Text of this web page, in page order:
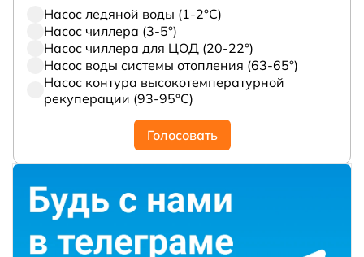
Насос ледяной воды (1-2°С)
Насос чиллера (3-5°)
Насос чиллера для ЦОД (20-22°)
Насос воды системы отопления (63-65°)
Насос контура высокотемпературной
рекуперации (93-95°С)
Голосовать